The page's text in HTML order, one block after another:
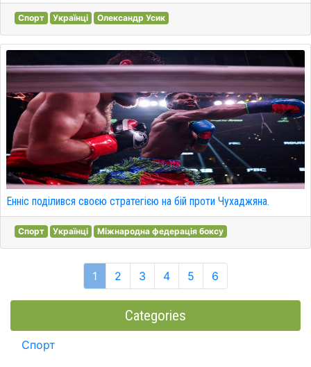
Спорт Українці Олександр Усик
Енніс поділився своєю стратегією на бій проти Чухаджяна.
Спорт Українці Міжнародна федерація боксу
1 2 3 4 5 6
Categories
Спорт